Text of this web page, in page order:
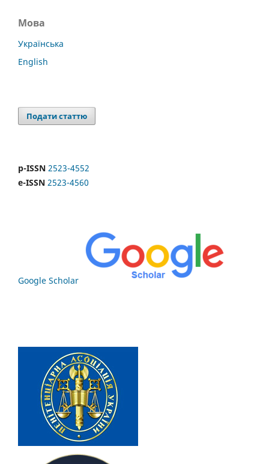
Мова
Українська
English
Подати статтю
p-ISSN 2523-4552
e-ISSN 2523-4560
Google Scholar